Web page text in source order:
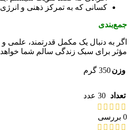
کسانی که به تمرکز ذهنی و انرژی
جمع‌بندی
مؤثر برای سبک زندگی سالم شما
وزن350 گرم
تعداد 30 عدد
0 بررسی